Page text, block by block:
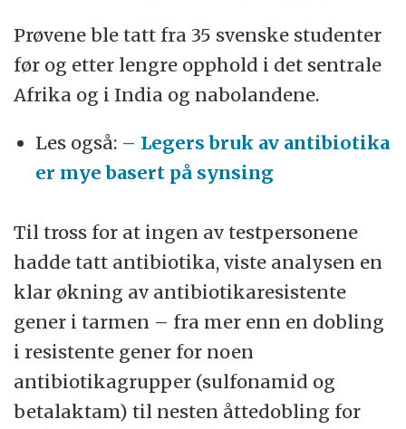
Prøvene ble tatt fra 35 svenske studenter
før og etter lengre opphold i det sentrale
Afrika og i India og nabolandene.
Les også: – Legers bruk av antibiotika
er mye basert på synsing
Til tross for at ingen av testpersonene
hadde tatt antibiotika, viste analysen en
klar økning av antibiotikaresistente
gener i tarmen – fra mer enn en dobling
i resistente gener for noen
antibiotikagrupper (sulfonamid og
betalaktam) til nesten åttedobling for